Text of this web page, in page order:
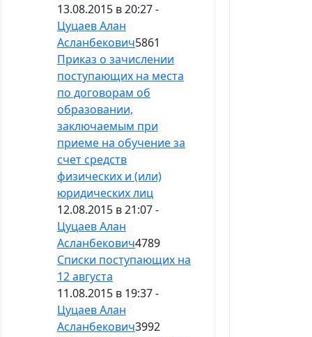
13.08.2015 в 20:27 -
Цуцаев Алан
Асланбекович5861
Приказ о зачислении
поступающих на места
по договорам об
образовании,
заключаемым при
приеме на обучение за
счет средств
физических и (или)
юридических лиц
12.08.2015 в 21:07 -
Цуцаев Алан
Асланбекович4789
Списки поступающих на
12 августа
11.08.2015 в 19:37 -
Цуцаев Алан
Асланбекович3992